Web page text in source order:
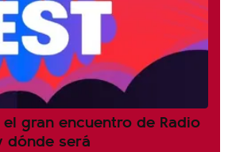
el gran encuentro de Radio
dónde será